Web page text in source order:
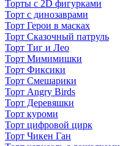
Торты с 2D фигурками
Торт с динозаврами
Торт Герои в масках
Торт Сказочный патруль
Торт Тиг и Лео
Торт Мимимишки
Торт Фиксики
Торт Смешарики
Торт Angry Birds
Торт Деревяшки
Торт куроми
Торт цифровой цирк
Торт Чикен Ган